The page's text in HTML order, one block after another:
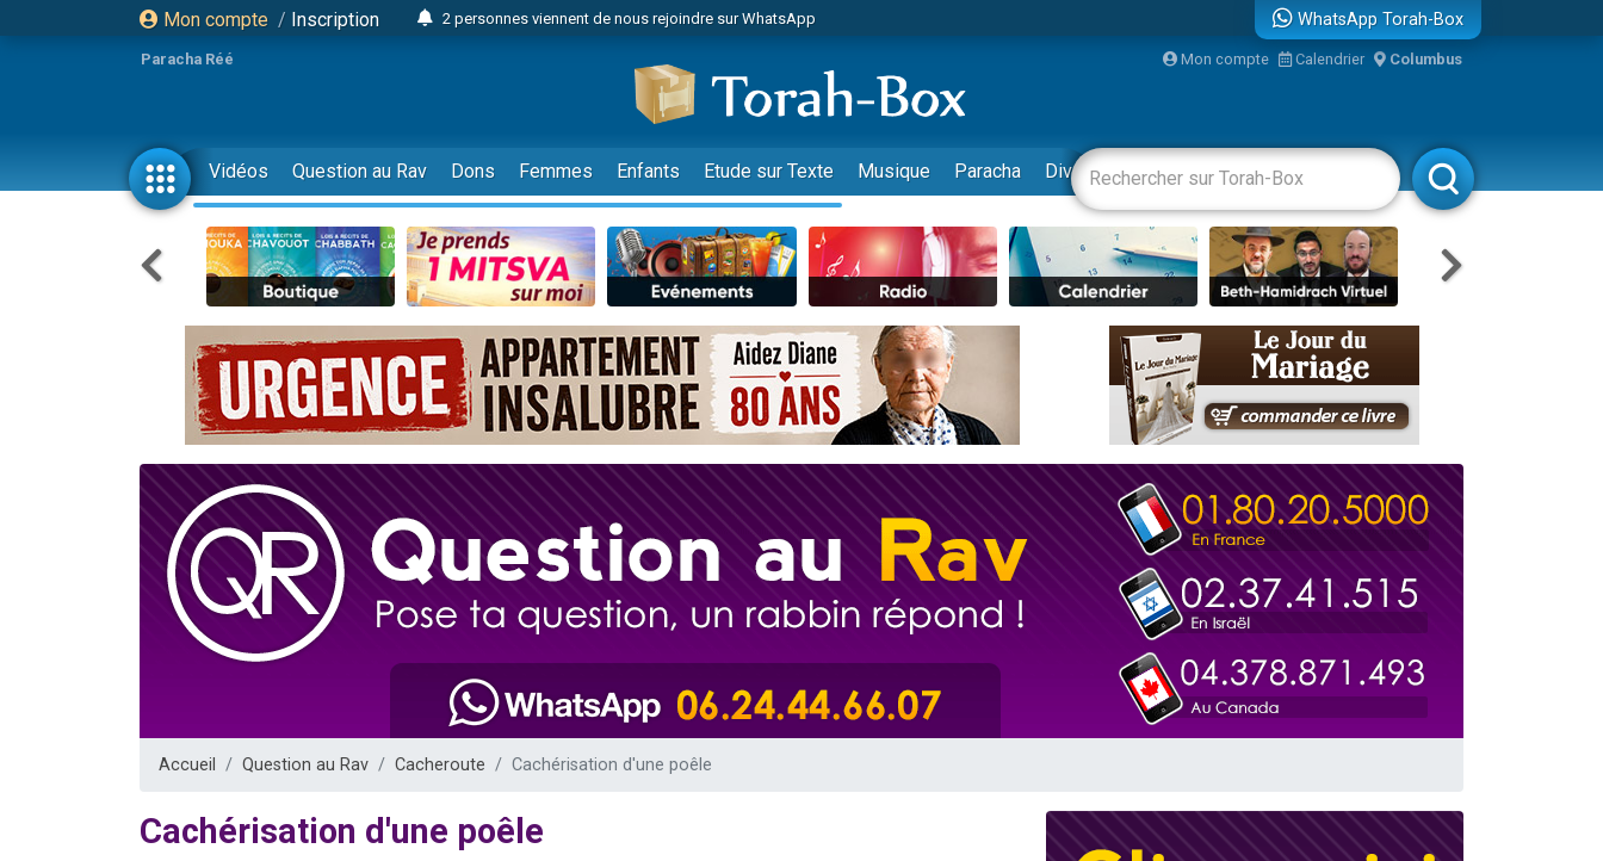
Mon compte / Inscription
2 personnes viennent de nous rejoindre sur WhatsApp
2 nouvelles musiques dans Torah-Box Music
8 personnes viennent de faire un don pour Tsédaka : pauvres d'Israel
4 personnes viennent de faire un don pour Diane, 80 ans, dans un appartement insalubre
Nouvelle émission radio : Visions de grandeur n°104 : Le Chabbath et le Birkat Hamazone à travers le temps
61 personnes viennent de demander une bénédiction
39 personnes viennent de faire un don pour Sauvez la jambe de Yohan
Il reste 49 places pour étudier en groupe sur Zoom
Ariel vient de donner son Maasser
Nathaniel vient de donner son Maasser
6 personnes viennent de faire un don pour 5 enfants déjà orphelins risquent de perdre leur maman
2 personnes viennent de faire un don pour Reloger Rivka, 6 enfants, victime de violences...
10 personnes viennent de demander une bénédiction
Il reste 49 places pour étudier en groupe sur Zoom
Dovan vient de donner son Maasser
2 personnes viennent de nous rejoindre sur WhatsApp
Malgorzata vient de donner son Maasser
3 personnes viennent de nous rejoindre sur WhatsApp
WhatsApp Torah-Box
Paracha Réé Mon compte Calendrier Columbus
Vidéos Question au Rav Dons Femmes Enfants Etude sur Texte Musique Paracha Divertissements Livres Rabbanim
Accueil Question au Rav Cacheroute Cachérisation d'une poêle
Cachérisation d'une poêle